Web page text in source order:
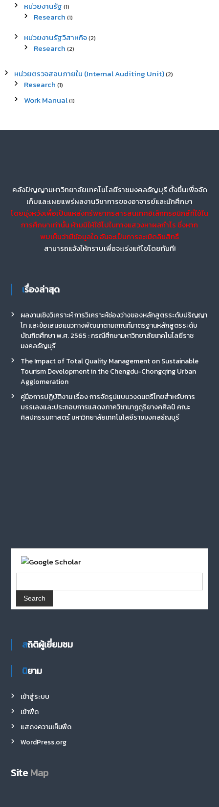
หน่วยงานรัฐ (1)
Research (1)
หน่วยงานรัฐวิสาหกิจ(2)
Research (2)
หน่วยตรวจสอบภายใน (Internal Auditing Unit)(2)
Research (1)
Work Manual(1)
คลังปัญญามหาวิทยาลัยเทคโนโลยีราชมงคลธัญบุรี ตั้งขึ้นเพื่อจัด
เก็บและเผยแพร่ผลงานวิชาการของอาจารย์และนักศึกษา
โดยมุ่งหวังเพื่อเป็นแหล่งทรัพยากรสารสนเทศอิเล็กทรอนิกส์ที่ใช้ใน
การศึกษาเท่านั้น ห้ามมิให้ใช้ไปในทางแสวงหาผลกำไร ซึ่งหาก
พบเห็นว่ามีข้อมูลใด อันจะเป็นการละเมิดลิขสิทธิ์
สามารถแจ้งให้ทราบเพื่อจะเร่งแก้ไขโดยทันที!
เรื่องล่าสุด
ผลงานเชิงวิเคราะห์ การวิเคราะห์ช่องว่างของหลักสูตรระดับปริญญา
โท และข้อเสนอแนวทางพัฒนาตามเกณฑ์มาตรฐานหลักสูตรระดับ
บัณฑิตศึกษา พ.ศ. 2565 : กรณีศึกษามหาวิทยาลัยเทคโนโลยีราช
มงคลธัญบุรี
The Impact of Total Quality Management on Sustainable
Tourism Development in the Chengdu-Chongqing Urban
Agglomeration
คู่มือการปฏิบัติงาน เรื่อง การจัดรูปแบบวงดนตรีไทยสำหรับการ
บรรเลงและประกอบการแสดงภาควิชานาฏดุริยางคศิลป์ คณะ
ศิลปกรรมศาสตร์ มหาวิทยาลัยเทคโนโลยีราชมงคลธัญบุรี
สถิติผู้เยี่ยมชม
นิยาม
เข้าสู่ระบบ
เข้าฟีด
แสดงความเห็นฟีด
WordPress.org
Site Map